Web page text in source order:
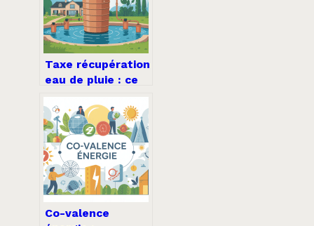
Taxe récupération
eau de pluie : ce
qu’il faut
vraiment savoir
Co-valence